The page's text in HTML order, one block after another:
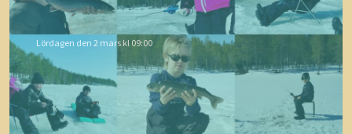
Lördagen den 2 mars kl 09:00